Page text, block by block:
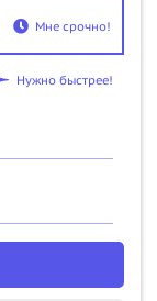
Мне срочно!
Нужно быстрее!